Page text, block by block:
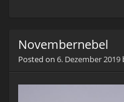
Novembernebel
Posted on 6. Dezember 2019